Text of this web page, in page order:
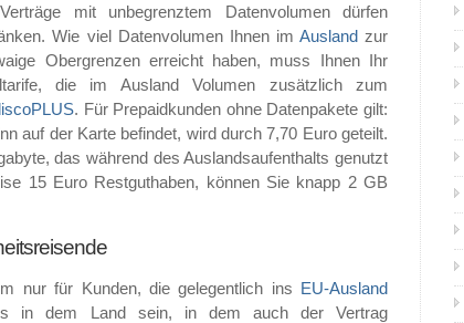
mit unbegrenztem Datenvolumen dürfen
Wie viel Datenvolumen Ihnen im Ausland zur
Obergrenzen erreicht haben, muss Ihnen Ihr
die im Ausland Volumen zusätzlich zum
. Für Prepaidkunden ohne Datenpakete gilt:
auf der Karte befindet, wird durch 7,70 Euro geteilt.
das während des Auslandsaufenthalts genutzt
15 Euro Restguthaben, können Sie knapp 2 GB
nur für Kunden, die gelegentlich ins
EU-Ausland
in dem Land sein, in dem auch der Vertrag